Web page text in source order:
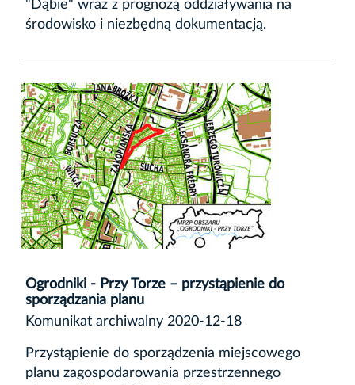
"Dąbie" wraz z prognozą oddziaływania na
środowisko i niezbędną dokumentacją.
Ogrodniki - Przy Torze – przystąpienie do
sporządzania planu
Komunikat archiwalny 2020-12-18
Przystąpienie do sporządzenia miejscowego
planu zagospodarowania przestrzennego